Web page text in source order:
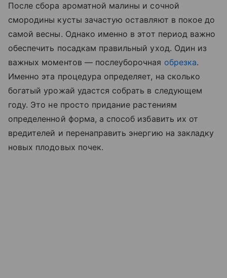
После сбора ароматной малины и сочной
смородины кусты зачастую оставляют в покое до
самой весны. Однако именно в этот период важно
обеспечить посадкам правильный уход. Один из
важных моментов — послеуборочная обрезка.
Именно эта процедура определяет, на сколько
богатый урожай удастся собрать в следующем
году. Это не просто придание растениям
определенной форма, а способ избавить их от
вредителей и перенаправить энергию на закладку
новых плодовых почек.